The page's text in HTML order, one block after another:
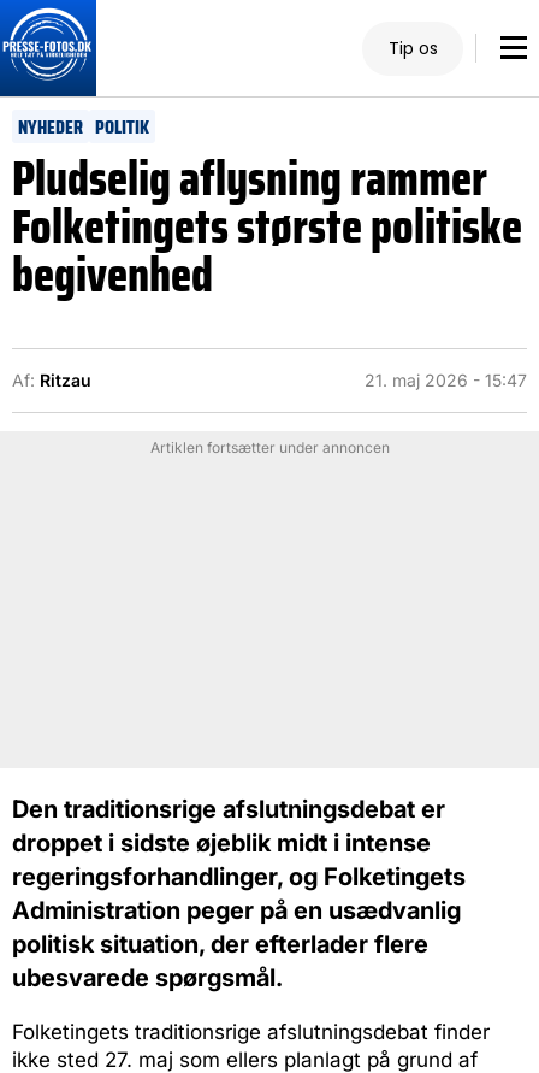
Tip os
NYHEDER POLITIK
Pludselig aflysning rammer
Folketingets største politiske
begivenhed
Af: Ritzau 21. maj 2026 - 15:47
Artiklen fortsætter under annoncen
Den traditionsrige afslutningsdebat er
droppet i sidste øjeblik midt i intense
regeringsforhandlinger, og Folketingets
Administration peger på en usædvanlig
politisk situation, der efterlader flere
ubesvarede spørgsmål.
Folketingets traditionsrige afslutningsdebat finder
ikke sted 27. maj som ellers planlagt på grund af